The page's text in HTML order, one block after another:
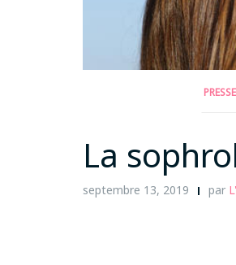
PRESSE
La
septembre 13, 2019 par